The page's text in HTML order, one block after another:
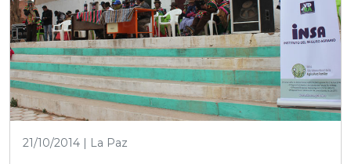
21/10/2014 | La Paz